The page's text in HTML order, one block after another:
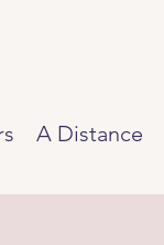
A Distance